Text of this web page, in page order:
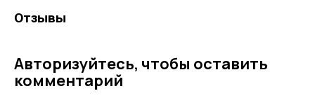
Отзывы
Авторизуйтесь, чтобы оставить
комментарий